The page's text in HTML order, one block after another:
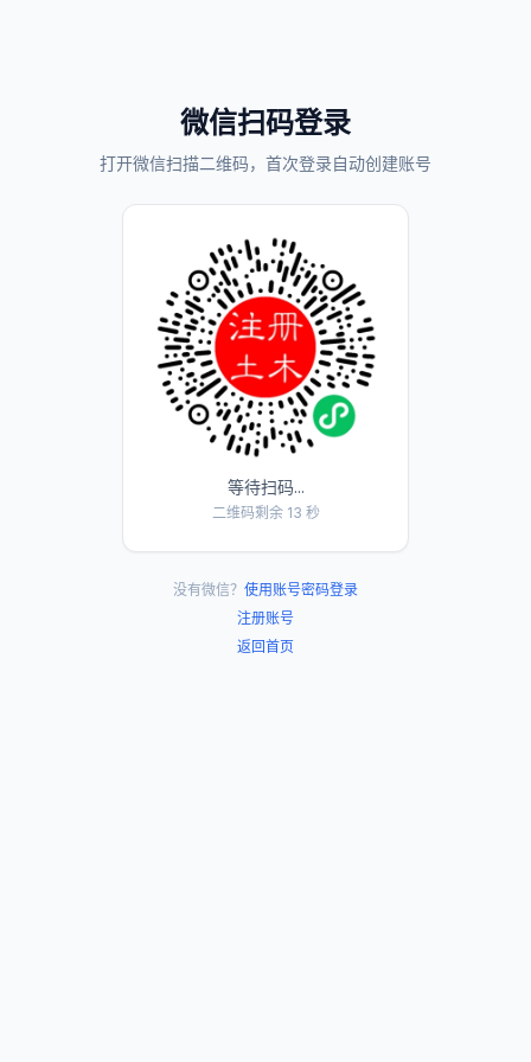
微信扫码登录
打开微信扫描二维码，首次登录自动创建账号
等待扫码...
二维码剩余 13 秒
没有微信？ 使用账号密码登录
注册账号
返回首页